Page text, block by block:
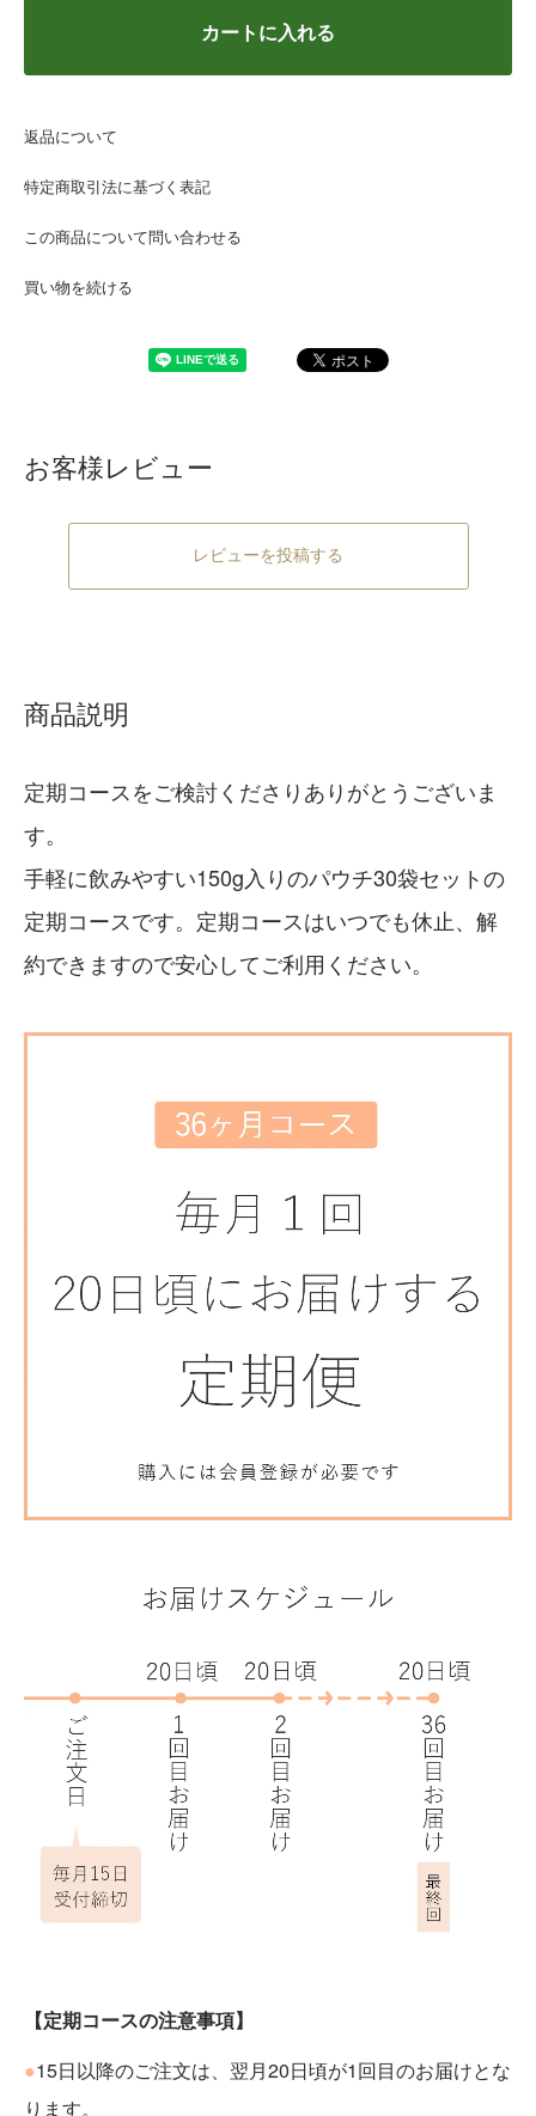
カートに入れる
返品について
特定商取引法に基づく表記
この商品について問い合わせる
買い物を続ける
お客様レビュー
レビューを投稿する
商品説明
定期コースをご検討くださりありがとうございま
す。
手軽に飲みやすい150g入りのパウチ30袋セットの
定期コースです。定期コースはいつでも休止、解
約できますので安心してご利用ください。
【定期コースの注意事項】
●15日以降のご注文は、翌月20日頃が1回目のお届けとな
ります。